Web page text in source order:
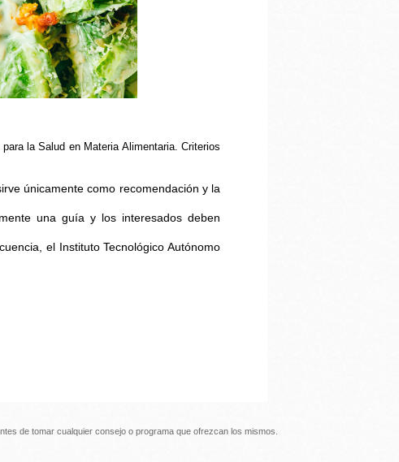
la Salud en Materia Alimentaria. Criterios
únicamente como recomendación y la
una guía y los interesados deben
el Instituto Tecnológico Autónomo
de tomar cualquier consejo o programa que ofrezcan los mismos.